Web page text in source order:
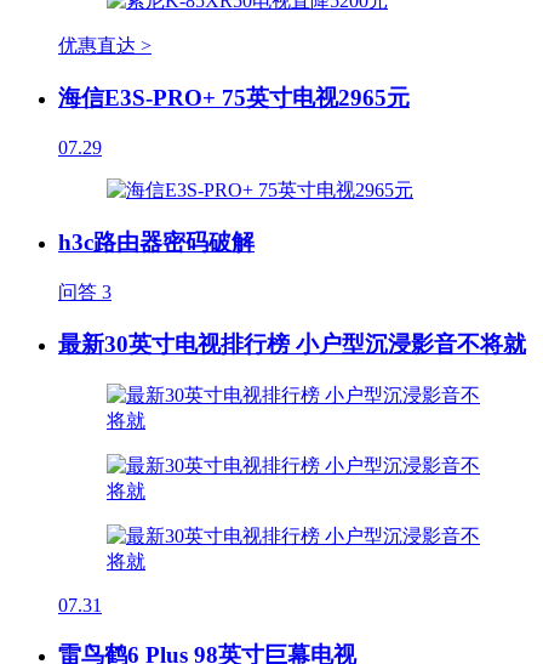
优惠直达 >
海信E3S-PRO+ 75英寸电视2965元
07.29
h3c路由器密码破解
问答 3
最新30英寸电视排行榜 小户型沉浸影音不将就
07.31
雷鸟鹤6 Plus 98英寸巨幕电视